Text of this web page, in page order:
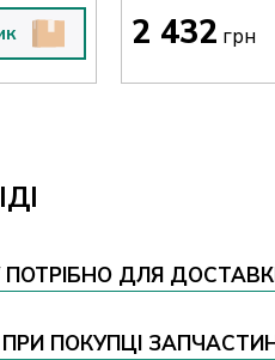
2 432 грн
ПОТРІБНО ДЛЯ
ПРИ ПОКУПЦІ